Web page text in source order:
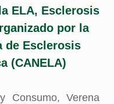
ELA, Esclerosis
por la
de Esclerosis
(CANELA)
Consumo, Verena